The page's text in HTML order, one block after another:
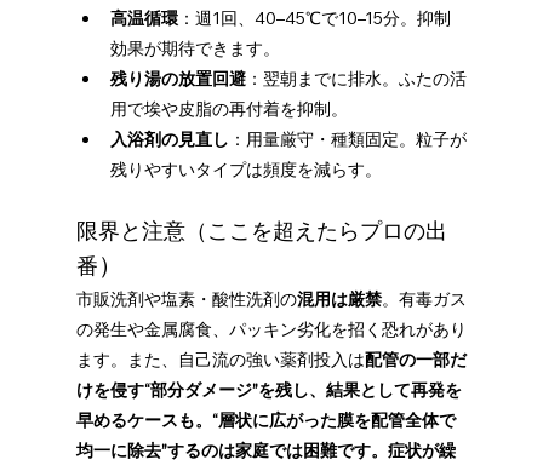
高温循環：週1回、40–45℃で10–15分。抑制
効果が期待できます。
残り湯の放置回避：翌朝までに排水。ふたの活
用で埃や皮脂の再付着を抑制。
入浴剤の見直し ：用量厳守・種類固定。粒子が
残りやすいタイプは頻度を減らす。
限界と注意（ここを超えたらプロの出
番）
市販洗剤や塩素・酸性洗剤の混用は厳禁。有毒ガス
の発生や金属腐食、パッキン劣化を招く恐れがあり
ます。また、自己流の強い薬剤投入は配管の一部だ
けを侵す“部分ダメージ”を残し、結果として再発を
早めるケースも。“層状に広がった膜を配管全体で
均一に除去”するのは家庭では困難です。症状が繰